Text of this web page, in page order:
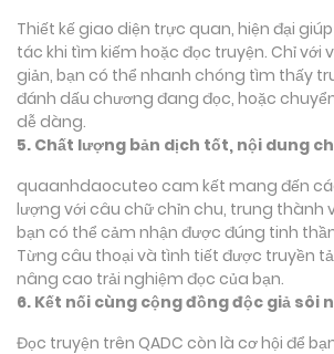
Thiết kế giao diện trực quan, hiện đại
tác khi tìm kiếm hoặc đọc truyện. Chỉ với
giản, bạn có thể nhanh chóng tìm thấy
đánh dấu chương đang đọc, hoặc
dễ dàng.
5. Chất lượng bản dịch tốt, nội dung
quaanhdaocuteo cam kết mang đến
lượng với câu chữ chỉn chu, trung thành
bạn có thể cảm nhận được đúng tinh
Từng câu thoại và tình tiết được truyền
nâng cao trải nghiệm đọc của bạn.
6. Kết nối cùng cộng đồng độc giả sôi
Đọc truyện trên QADC còn là cơ hội để